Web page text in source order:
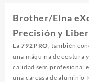
Brother/Elna
Precisión y
La792 PRO , también
una máquina de costura
calidad semiprofesional
una carcasa de aluminio